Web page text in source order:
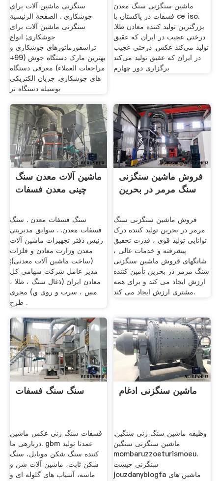
سنگزنی ماشین آلات برای
جوشکاری . الصفحة الرئيسية
سنگزنی ماشین آلات برای
جوشکاری; انواع
تراسفورماتورهای جوشکاری و
بهترین مارک دستگاه جوش (99+
مراجعات العملاء) معرفی دستگاه
های جوشکاری. جریان الکتریکی
بوسیله دستگاه تر
ماشین سنگزنی سنگ معدن
فسفات در پاکستان با ce iso.
بزرگترین تولید کننده معادن طلا.
درختی عجیب در ایران که عقیق
تولید می‌کند عکس. درختی عجیب
در ایران که عقیق تولید می‌کند
برگزاری دور چهارم
ماشین آلات معدن سنگ
چینی معدن فسفات
سنگ فسفات معدن . سنگ
فسفات معدن. . سوابق مدیریتی
رئیس دفتر تجهیزات ماشین آلات
معدن وزارت معادن و فلزات
(ساخت ماشین آلات معدنی);
مدیر عامل شرکت سهامی کل
معادن ایران (ذغال سنگ ، طلا ،
مس ، سرب و روی و,) مجری
طرح .
فروش ماشین سنگزنی
سنگ مرمر در بحرین
فروش ماشین سنگزنی سنگ
مرمر در بحرین تولید کننده درک
توانایی تولید قوی ، قدرت تحقیق
پیشرفته و خدمات عالی ،
شانگهای فروش ماشین سنگزنی
سنگ مرمر در بحرین تأمین کننده
ارزش ایجاد می کند و برای همه
مشتری ارزش ایجاد می کند.
سنگ سنگ فسفات
فسفات سنگ زنی عکس ماشین
دربارهی ما. gbm عمدتا تولید
کننده سنگ شکن موبایل، سنگ
شکن ثابت، ماشین آلات شن و
ماسه، آسیاب های گلوله ای و
ماشین سنگزنی ادغام
وظیفه ماشین سنگ زنی سنگین.
ماشین سنگزنی سنگین
mombaruzzoeturismoeu.
سنگزنی چیست
jouzdanyblogfa ماشین های